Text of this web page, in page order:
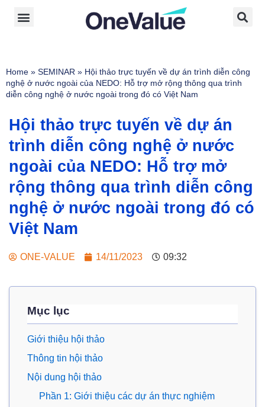
Home » SEMINAR » Hội thảo trực tuyến về dự án trình diễn công
nghệ ở nước ngoài của NEDO: Hỗ trợ mở rộng thông qua trình
diễn công nghệ ở nước ngoài trong đó có Việt Nam
Hội thảo trực tuyến về dự án
trình diễn công nghệ ở nước
ngoài của NEDO: Hỗ trợ mở
rộng thông qua trình diễn công
nghệ ở nước ngoài trong đó có
Việt Nam
ONE-VALUE 14/11/2023 09:32
Mục lục
Giới thiệu hội thảo
Thông tin hội thảo
Nội dung hội thảo
Phần 1: Giới thiệu các dự án thực nghiệm